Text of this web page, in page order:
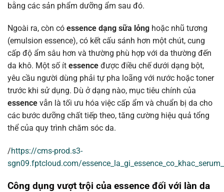
bằng các sản phẩm dưỡng ẩm sau đó.
Ngoài ra, còn có essence dạng sữa lỏng hoặc nhũ tương
(emulsion essence), có kết cấu sánh hơn một chút, cung
cấp độ ẩm sâu hơn và thường phù hợp với da thường đến
da khô. Một số ít essence được điều chế dưới dạng bột,
yêu cầu người dùng phải tự pha loãng với nước hoặc toner
trước khi sử dụng. Dù ở dạng nào, mục tiêu chính của
essence vẫn là tối ưu hóa việc cấp ẩm và chuẩn bị da cho
các bước dưỡng chất tiếp theo, tăng cường hiệu quả tổng
thể của quy trình chăm sóc da.
/https://cms-prod.s3-
sgn09.fptcloud.com/
Công dụng vượt trội của essence đối với làn da